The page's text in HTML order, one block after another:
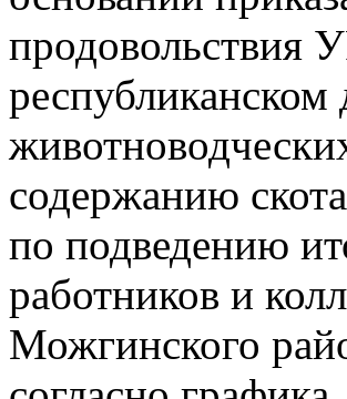
продовольствия
республиканском
содержанию
по подведению
работников и
Можгинского